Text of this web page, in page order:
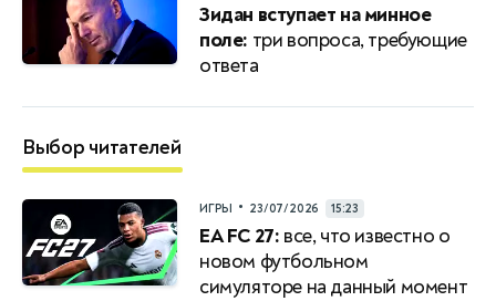
Зидан вступает на минное
поле: три вопроса, требующие
ответа
Выбор читателей
ИГРЫ • 23/07/2026 15:23
EA FC 27: все, что известно о
новом футбольном
симуляторе на данный момент